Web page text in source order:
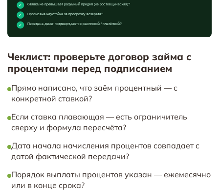
Чеклист: проверьте договор займа с
процентами перед подписанием
Прямо написано, что заём процентный — с
конкретной ставкой?
Если ставка плавающая — есть ограничитель
сверху и формула пересчёта?
Дата начала начисления процентов совпадает с
датой фактической передачи?
Порядок выплаты процентов указан — ежемесячно
или в конце срока?